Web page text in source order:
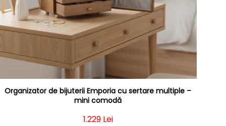
Organizator de bijuterii Emporia cu sertare multiple –
mini comodă
Preț obișnuit
1.229 Lei